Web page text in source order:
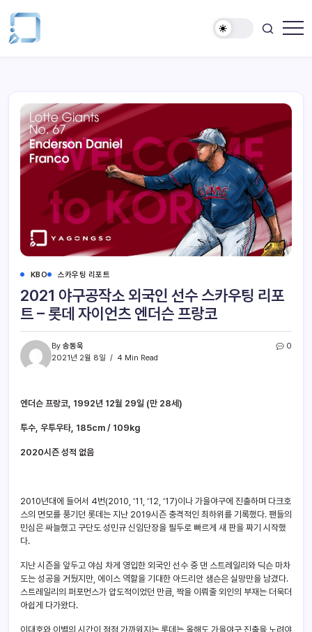
KBO 스카우팅 리포트
2021 야구공작소 외국인 선수 스카우팅 리포
트 – 롯데 자이언츠 엔더슨 프랑코
By 송동욱
2021년 2월 8일
4 Min Read
0
엔더슨 프랑코, 1992년 12월 29일 (만 28세)
투수, 우투우타, 185cm / 109kg
2020시즌 성적 없음
2010년대에 들어서 4번(2010, ‘11, ‘12, ‘17)이나 가을야구에 진출하며 다크호
스의 면모를 풍기던 롯데는 지난 2019시즌 충격적인 최하위를 기록했다. 팬들의
민심은 싸늘했고 구단도 성민규 신임단장을 필두로 빠르게 새 판을 짜기 시작했
다.
지난 시즌을 앞두고 야심 차게 영입한 외국인 선수 중 댄 스트레일리와 딕슨 마차
도는 성공을 거뒀지만, 에이스 역할을 기대한 아드리안 샘슨은 실망만을 남겼다.
스트레일리의 퍼포먼스가 압도적이었던 만큼, 짝을 이뤄줄 외인의 부재는 더욱더
아쉽게 다가왔다.
이대호와 이별의 시간이 점점 가까워지는 롯데는 올해도 가을야구 진출을 노려야